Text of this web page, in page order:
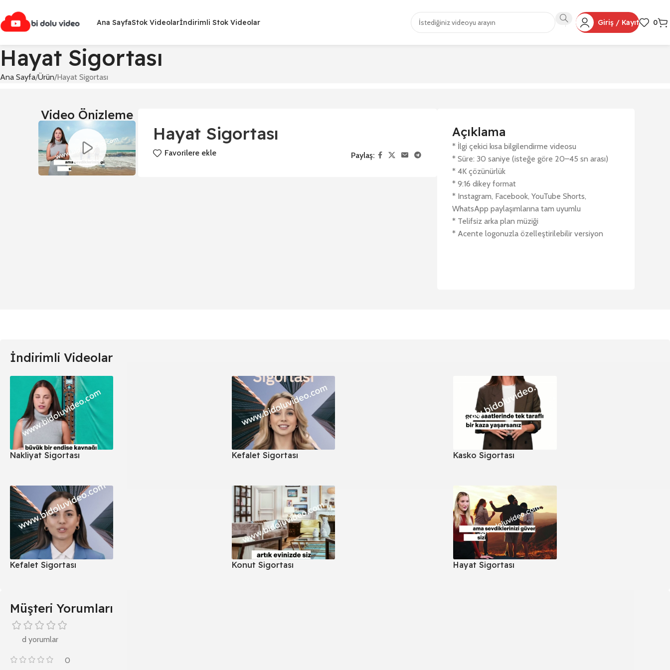
Ana SayfaStok Videolarİndirimli Stok Videolar Giriş / Kayıt 0
Hayat Sigortası
Ana Sayfa Ürün Hayat Sigortası
Video Önizleme
Hayat Sigortası
Favorilere ekle Paylaş:
Açıklama
* İlgi çekici kısa bilgilendirme videosu
* Süre: 30 saniye (isteğe göre 20–45 sn arası)
* 4K çözünürlük
* 9:16 dikey format
* Instagram, Facebook, YouTube Shorts,
WhatsApp paylaşımlarına tam uyumlu
* Telifsiz arka plan müziği
* Acente logonuzla özelleştirilebilir versiyon
İndirimli Videolar
Nakliyat Sigortası Kefalet Sigortası Kasko Sigortası
Kefalet Sigortası Konut Sigortası Hayat Sigortası
Müşteri Yorumları
d yorumlar
0